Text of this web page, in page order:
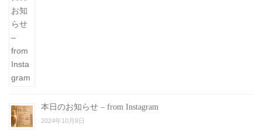
本日のお知らせ – from Instagram
2024年10月8日